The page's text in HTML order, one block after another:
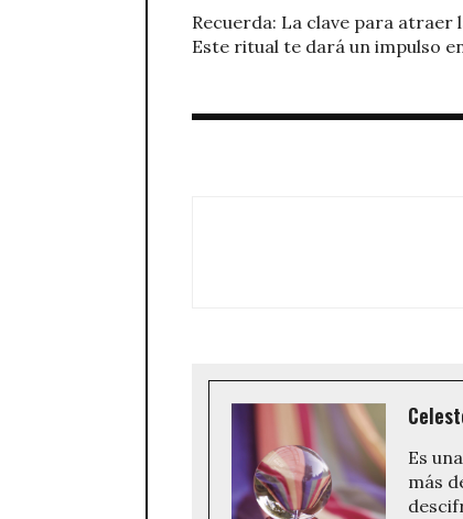
Recuerda: La clave para
Este ritual te dará un impulso
Es
más